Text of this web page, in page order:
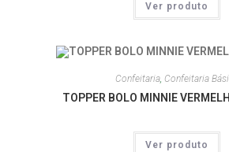
Ver produto
Confeitaria, Confeitaria
TOPPER BOLO MINNIE
Ver produto